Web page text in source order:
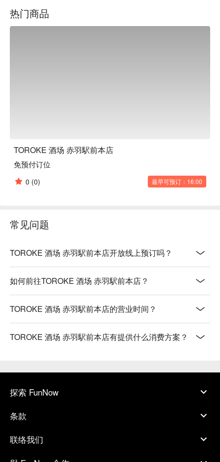
※ 内容由 AI 翻译而成
热门商品
TOROKE 酒场 赤羽駅前本店
免预付订位
0 (0) 最早可预订：16:00
常见问题
TOROKE 酒场 赤羽駅前本店开放线上预订吗？
如何前往TOROKE 酒场 赤羽駅前本店？
TOROKE 酒场 赤羽駅前本店的营业时间？
TOROKE 酒场 赤羽駅前本店有提供什么消费方案？
探索 FunNow
条款
联络我们